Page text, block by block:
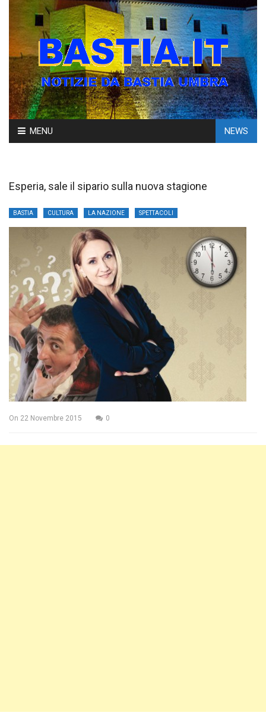
Skip
to
MENU NEWS
Esperia, sale il sipario sulla nuova stagione
BASTIA CULTURA LA NAZIONE SPETTACOLI
On 22 Novembre 2015 0